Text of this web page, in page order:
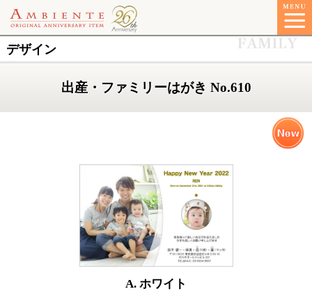
デザイン
出産・ファミリーはがき No.610
A. ホワイト